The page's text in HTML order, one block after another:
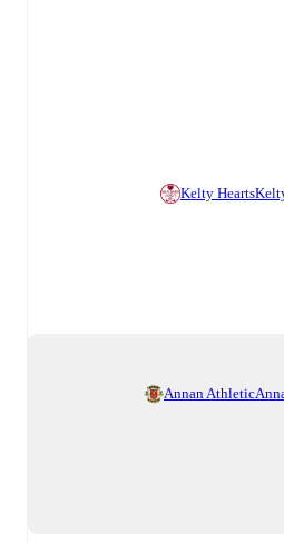
Kelty Hearts
Annan Athletic